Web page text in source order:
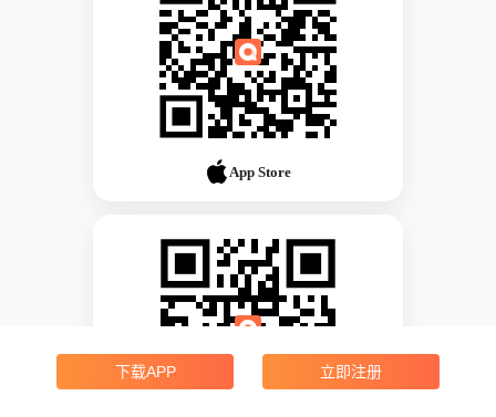
App Store
下载APP 立即注册